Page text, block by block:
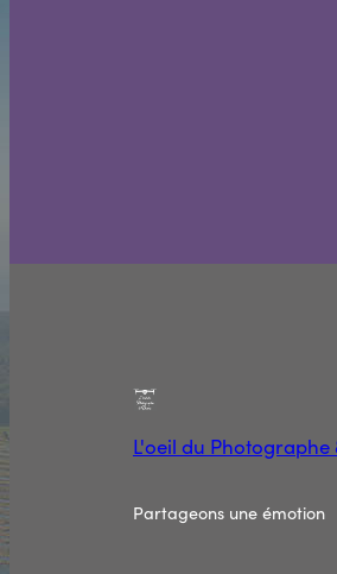
L'oeil du Photographe
Partageons une émotion